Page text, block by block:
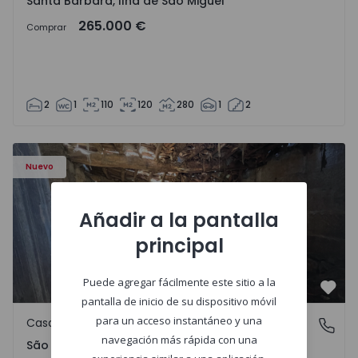
Comprar 265.000 €
2 1 110 120 280 1 2
Nuevo
Casa Vila Real, São Tomé do Castelo e Justes - 1575189 - 1
São Tomé do Castelo e Justes, Vila Real
Casa de Campo
São Tomé do Castelo e Justes, Vila Real
Añadir a la pantalla
principal
Puede agregar fácilmente este sitio a la
pantalla de inicio de su dispositivo móvil
para un acceso instantáneo y una
navegación más rápida con una